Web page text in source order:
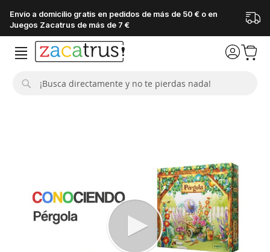
Envío a domicilio gratis en pedidos de más de 50 € o en
Juegos Zacatrus de más de 7 €
imágenes